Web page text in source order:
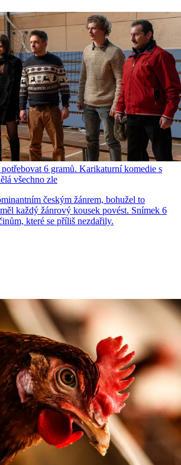
potřebovat 6 gramů. Karikaturní komedie s
všechno zle
českým žánrem, bohužel to
každý žánrový kousek povést. Snímek 6
které se příliš nezdařily.